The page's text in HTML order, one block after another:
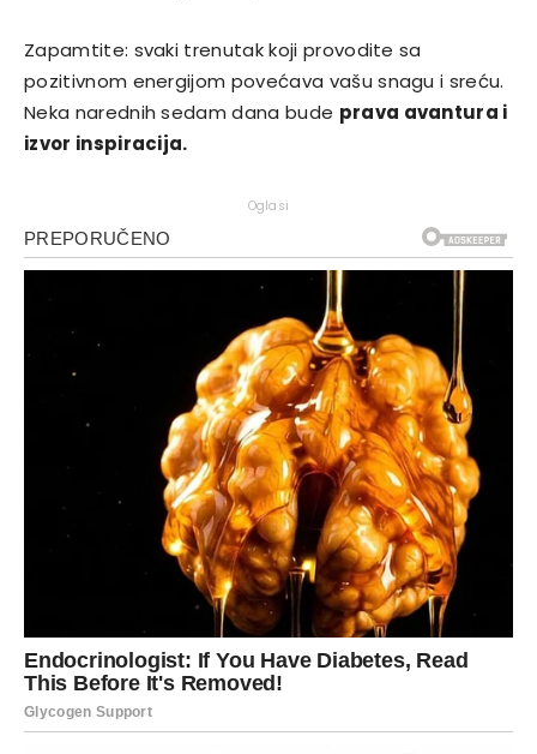
Zapamtite: svaki trenutak koji provodite sa
pozitivnom energijom povećava vašu snagu i sreću.
Neka narednih sedam dana bude prava avantura i
izvor inspiracija.
Oglasi